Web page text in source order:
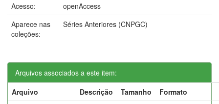
Acesso:
openAccess
Aparece nas
coleções:
Séries Anteriores (CNPGC)
Arquivos associados a este item:
Arquivo
Descrição Tamanho
Formato